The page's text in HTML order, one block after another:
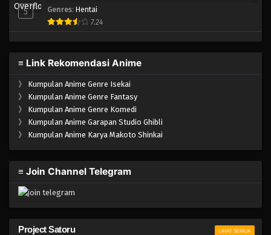
5 Genres: Hentai
7.24
≡ Link Rekomendasi Anime
》 Kumpulan Anime Genre Isekai
》 Kumpulan Anime Genre Fantasy
》 Kumpulan Anime Genre Komedi
》 Kumpulan Anime Garapan Studio Ghibli
》 Kumpulan Anime Karya Makoto Shinkai
≡ Join Channel Telegram
Project Satoru LIHAT SEMUA